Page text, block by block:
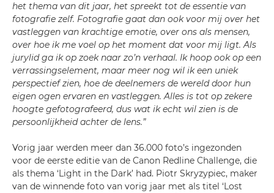
het thema van dit jaar, het spreekt tot de essentie van
fotografie zelf. Fotografie gaat dan ook voor mij over het
vastleggen van krachtige emotie, over ons als mensen,
over hoe ik me voel op het moment dat voor mij ligt. Als
jurylid ga ik op zoek naar zo’n verhaal. Ik hoop ook op een
verrassingselement, maar meer nog wil ik een uniek
perspectief zien, hoe de deelnemers de wereld door hun
eigen ogen ervaren en vastleggen. Alles is tot op zekere
hoogte gefotografeerd, dus wat ik echt wil zien is de
persoonlijkheid achter de lens.”
Vorig jaar werden meer dan 36.000 foto’s ingezonden
voor de eerste editie van de Canon Redline Challenge, die
als thema ‘Light in the Dark’ had. Piotr Skryzypiec, maker
van de winnende foto van vorig jaar met als titel ‘Lost